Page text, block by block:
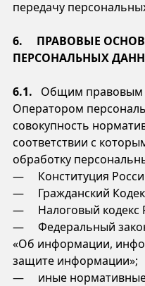
передачу
6. ПРАВОВЫЕ
ПЕРСОНАЛЬНЫХ
6.1. Общим правовым
Оператором
совокупность
соответствии с
обработку
— Конституция
— Гражданский
— Налоговый кодекс
— Федеральный
«Об информации,
защите информации»;
— иные нормативные